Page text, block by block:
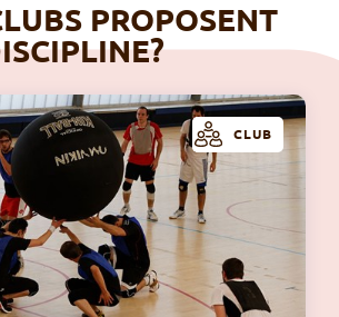
PROPOSENT
CLUB